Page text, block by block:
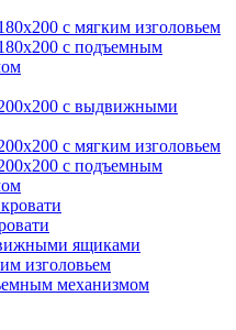
с мягким изголовьем
с подъемным
с выдвижными
с мягким изголовьем
с подъемным
ящиками
изголовьем
механизмом